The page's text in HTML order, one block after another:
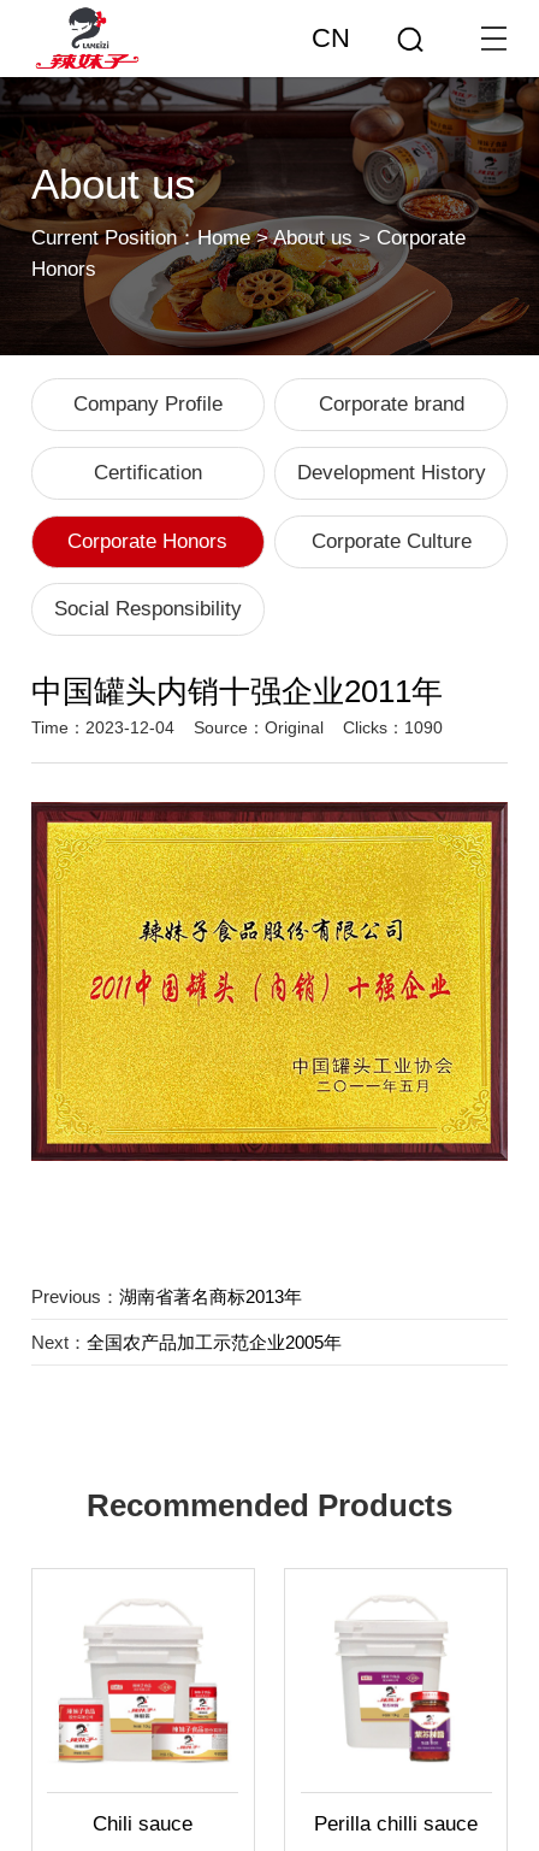
CN
About us
Current Position：Home>About us > Corporate
Honors
Company Profile Corporate brand
Certification Development History
Corporate Honors Corporate Culture
Social Responsibility
中国罐头内销十强企业2011年
Time：2023-12-04 Source： Original Clicks：1090
Previous： 湖南省著名商标2013年
Next： 全国农产品加工示范企业2005年
Recommended Products
Chili sauce Perilla chilli sauce